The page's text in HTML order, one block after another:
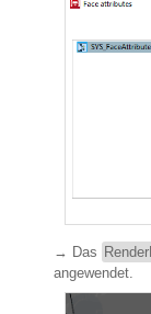
→ Das
angewendet.